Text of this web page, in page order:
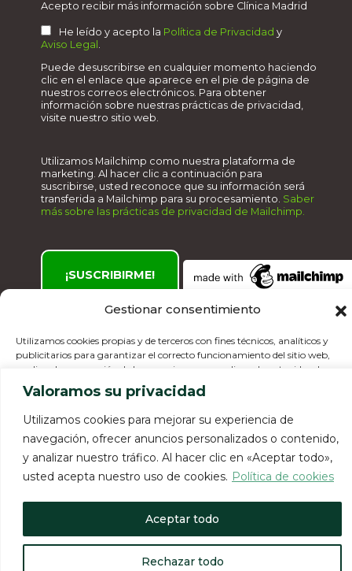
Valoramos su privacidad
Utilizamos cookies para mejorar su experiencia de
navegación, ofrecer anuncios personalizados o contenido,
y analizar nuestro tráfico. Al hacer clic en «Aceptar todo»,
usted acepta nuestro uso de cookies. Política de cookies
Rechazar todo
Aceptar todo
Gestionar consentimiento
Utilizamos cookies propias y de terceros con fines técnicos, analíticos y
publicitarios para garantizar el correcto funcionamiento del sitio web,
analizar la navegación de los usuarios y personalizar el contenido y los
anuncios. Usted
puede aceptar o rechazar las cookies, así como personalizar cuáles quiere
Aceptar
Rechazar
Configurar
Acepto recibir más información sobre Clínica Madrid
He leído y acepto la Política de Privacidad y
Aviso Legal .
Puede desuscribirse en cualquier momento haciendo
clic en el enlace que aparece en el pie de página de
nuestros correos electrónicos. Para obtener
información sobre nuestras prácticas de privacidad,
visite nuestro sitio web.
Utilizamos Mailchimp como nuestra plataforma de
marketing. Al hacer clic a continuación para
suscribirse, usted reconoce que su información será
transferida a Mailchimp para su procesamiento. Saber
más sobre las prácticas de privacidad de Mailchimp.
reservados.
Aviso legal Política de privacidad
Política de
cookies
Política de calidad